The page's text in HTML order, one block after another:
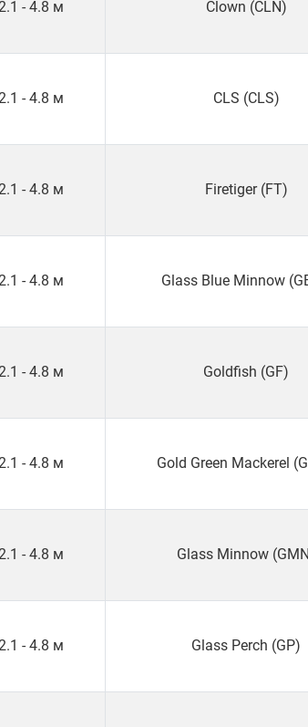
2.1 - 4.8 м Clown (CLN)
- 4.8 м CLS (CLS)
2.1 - 4.8 м Firetiger (FT)
- 4.8 м Glass Blue Minnow
2.1 - 4.8 м Goldfish (GF)
- 4.8 м Gold Green Mackerel
2.1 - 4.8 м Glass Minnow
- 4.8 м Glass Perch (GP)